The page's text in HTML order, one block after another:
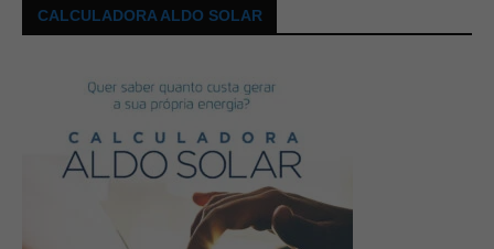
CALCULADORA ALDO SOLAR